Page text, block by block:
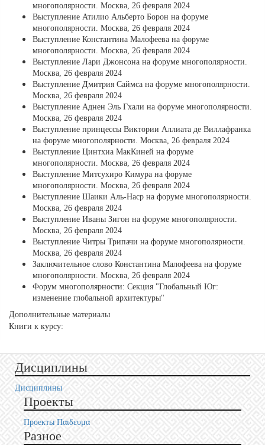
многополярности. Москва, 26 февраля 2024
Выступление Атилио Альберто Борон на форуме
многополярности. Москва, 26 февраля 2024
Выступление Константина Малофеева на форуме
многополярности. Москва, 26 февраля 2024
Выступление Лари Джонсона на форуме многополярности.
Москва, 26 февраля 2024
Выступление Дмитрия Саймса на форуме многополярности.
Москва, 26 февраля 2024
Выступление Аднен Эль Гхали на форуме многополярности.
Москва, 26 февраля 2024
Выступление принцессы Виктории Аллиата де Виллафранка
на форуме многополярности. Москва, 26 февраля 2024
Выступление Цинтхиа МакКиней на форуме
многополярности. Москва, 26 февраля 2024
Выступление Митсухиро Кимура на форуме
многополярности. Москва, 26 февраля 2024
Выступление Шаики Аль-Наср на форуме многополярности.
Москва, 26 февраля 2024
Выступление Иваны Зигон на форуме многополярности.
Москва, 26 февраля 2024
Выступление Читры Трипачи на форуме многополярности.
Москва, 26 февраля 2024
Заключительное слово Константина Малофеева на форуме
многополярности. Москва, 26 февраля 2024
Форум многополярности: Секция "Глобальный Юг:
изменение глобальной архитектуры"
Дополнительные материалы
Книги к курсу:
Дисциплины
Дисциплины
Проекты
Проекты Пαιδευμα
Разное